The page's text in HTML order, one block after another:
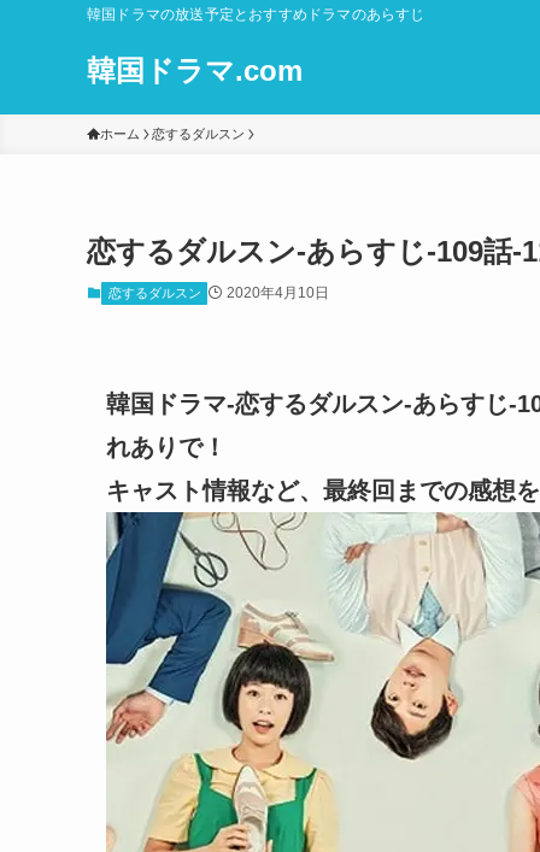
韓国ドラマの放送予定とおすすめドラマのあらすじ
韓国ドラマ.com
ホーム 恋するダルスン
恋するダルスン-あらすじ-109話-
恋するダルスン 2020年4月10日
韓国ドラマ-恋するダルスン-あらすじ-
れありで！
キャスト情報など、最終回までの感想